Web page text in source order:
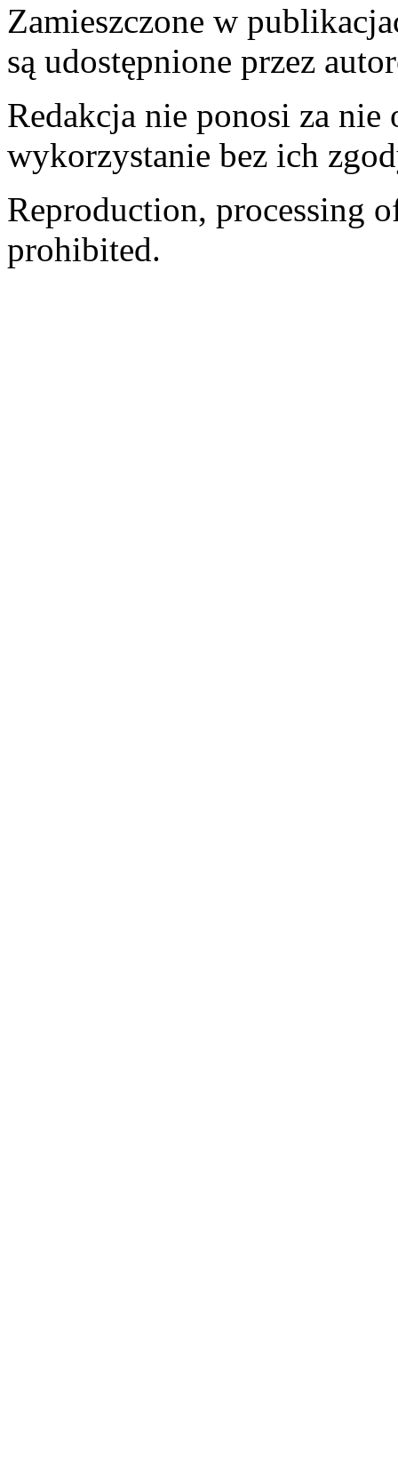
Zamieszczone w
są udostępnione przez
Redakcja nie ponosi za
wykorzystanie bez ich
Reproduction, processing
prohibited.